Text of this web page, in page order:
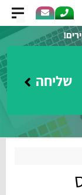
שליחה